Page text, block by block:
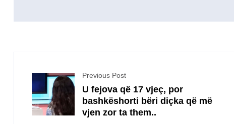
Previous Post
U fejova që 17 vjeç, por
bashkëshorti bëri diçka që më
vjen zor ta them..